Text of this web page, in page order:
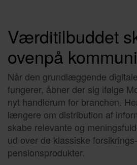
Værditilbuddet
ovenpå
Når den grundlæggende
fungerer, åbner der sig ifølge
nyt handlerum for branchen.
længere om distribution af
skabe relevante og
ud over de klassiske
pensionsprodukter.